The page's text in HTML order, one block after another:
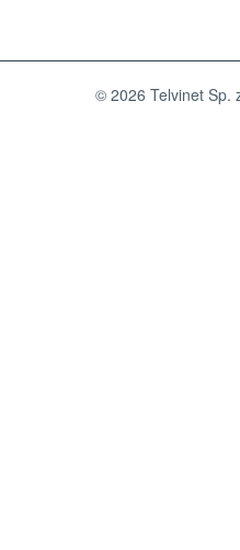
© 2026 Telvinet Sp.